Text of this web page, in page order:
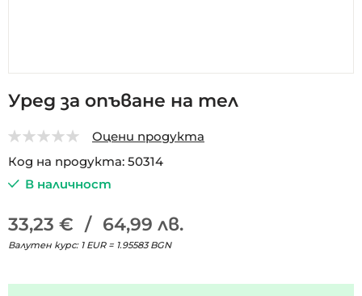
към
на
галерия
със
снимки
Уред за опъване на тел
Оцени продукта
Код на продукта 50314
В наличност
33,23 € / 64,99 лв.
Валутен курс: 1 EUR = 1.95583 BGN